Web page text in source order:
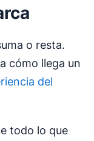
o resta.
cómo llega un
del
todo lo que